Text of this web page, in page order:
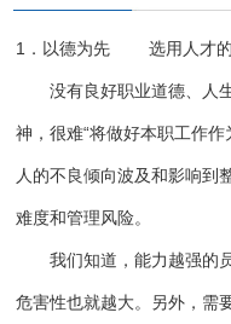
1．以德为先 选用人才
没有良好职业道德、人
神，很难“将做好本职工作
人的不良倾向波及和影响到
难度和管理风险。
我们知道，能力越强的
危害性也就越大。另外，需